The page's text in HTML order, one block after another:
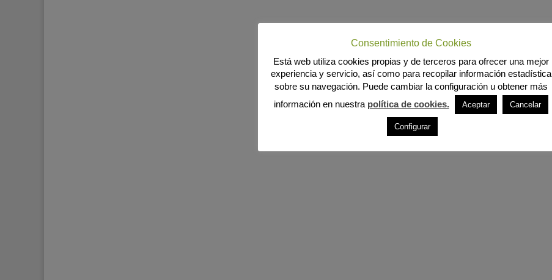
Consentimiento de Cookies
Está web utiliza cookies propias y de terceros para ofrecer una mejor
experiencia y servicio, así como para recopilar información estadística
sobre su navegación. Puede cambiar la configuración u obtener más
información en nuestra política de cookies. Aceptar Cancelar
Configurar